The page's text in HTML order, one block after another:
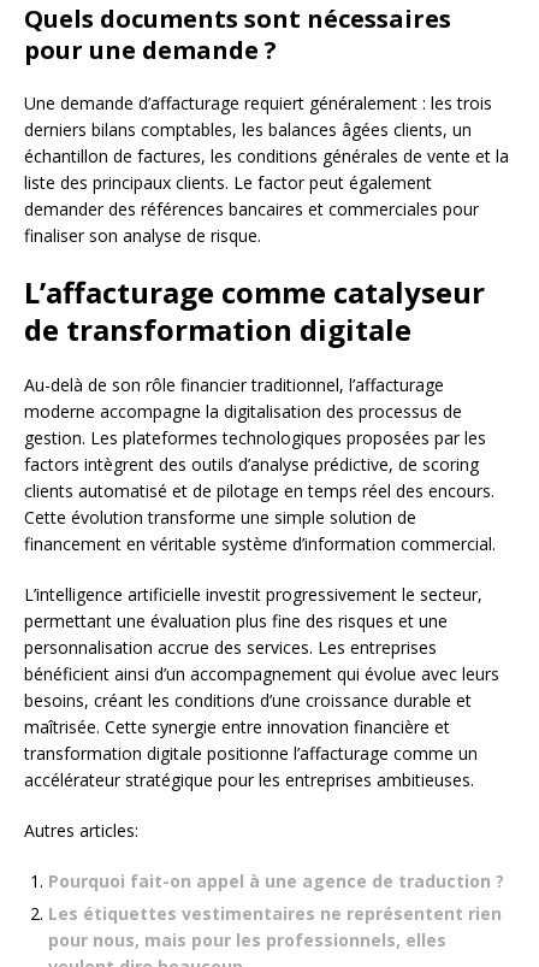
Quels documents sont nécessaires
pour une demande ?
Une demande d’affacturage requiert généralement : les trois
derniers bilans comptables, les balances âgées clients, un
échantillon de factures, les conditions générales de vente et la
liste des principaux clients. Le factor peut également
demander des références bancaires et commerciales pour
finaliser son analyse de risque.
L’affacturage comme catalyseur
de transformation digitale
Au-delà de son rôle financier traditionnel, l’affacturage
moderne accompagne la digitalisation des processus de
gestion. Les plateformes technologiques proposées par les
factors intègrent des outils d’analyse prédictive, de scoring
clients automatisé et de pilotage en temps réel des encours.
Cette évolution transforme une simple solution de
financement en véritable système d’information commercial.
L’intelligence artificielle investit progressivement le secteur,
permettant une évaluation plus fine des risques et une
personnalisation accrue des services. Les entreprises
bénéficient ainsi d’un accompagnement qui évolue avec leurs
besoins, créant les conditions d’une croissance durable et
maîtrisée. Cette synergie entre innovation financière et
transformation digitale positionne l’affacturage comme un
accélérateur stratégique pour les entreprises ambitieuses.
Autres articles:
Pourquoi fait-on appel à une agence de traduction ?
Les étiquettes vestimentaires ne représentent rien
pour nous, mais pour les professionnels, elles